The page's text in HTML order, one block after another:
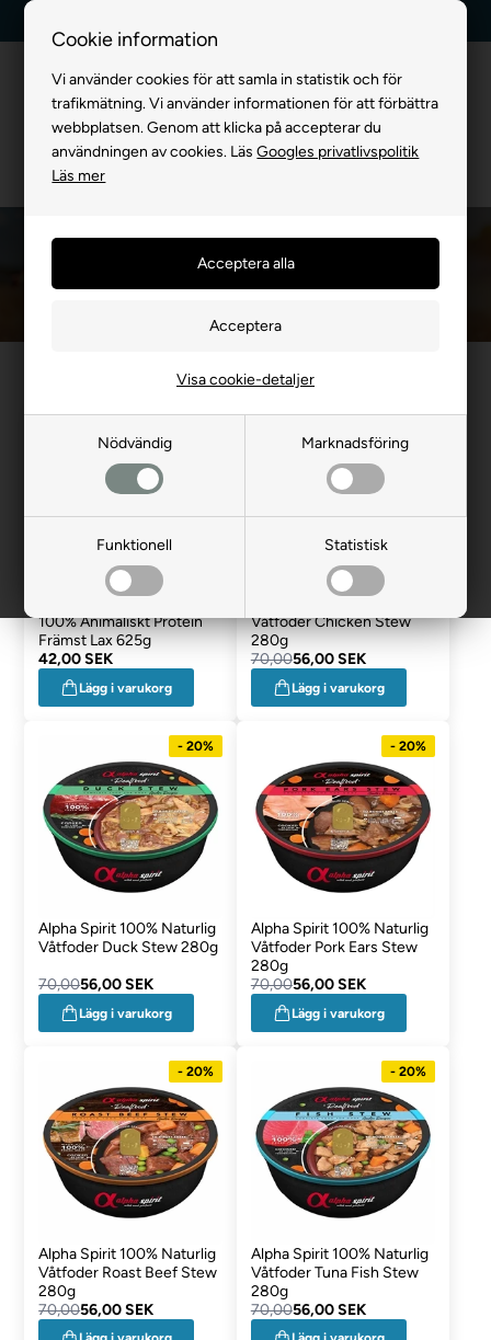
Cookie information
Vi använder cookies för att samla in statistik och för
trafikmätning. Vi använder informationen för att förbättra
webbplatsen. Genom att klicka på accepterar du
användningen av cookies. LäsGoogles privatlivspolitik
Läs mer
Nödvändig Marknadsföring
Funktionell Statistisk
Visa cookie-detaljer
Våtfoder för hund
Framsida»FÖR HUND»Hundfoder»Våtfoder för hund
100% Animaliskt Protein
Främst Lax 625g
42,00 SEK
Lägg i varukorg
Våtfoder Chicken Stew
280g
70,0056,00 SEK
Lägg i varukorg
- 20%
Alpha Spirit 100% Naturlig
Våtfoder Duck Stew 280g
70,0056,00 SEK
Lägg i varukorg
- 20%
Alpha Spirit 100% Naturlig
Våtfoder Pork Ears Stew
280g
70,0056,00 SEK
Lägg i varukorg
- 20%
Alpha Spirit 100% Naturlig
Våtfoder Roast Beef Stew
280g
70,0056,00 SEK
- 20%
Alpha Spirit 100% Naturlig
Våtfoder Tuna Fish Stew
280g
70,0056,00 SEK